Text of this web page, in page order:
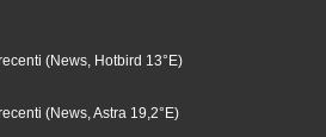
(News, Hotbird 13°E)
(News, Astra 19,2°E)